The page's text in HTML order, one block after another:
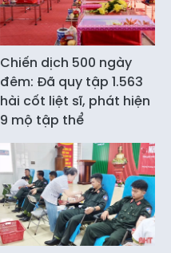
Chiến dịch 500 ngày
đêm: Đã quy tập 1.563
hài cốt liệt sĩ, phát hiện
9 mộ tập thể